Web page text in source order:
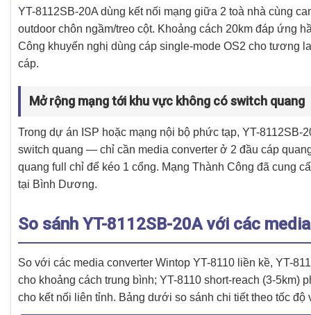
YT-8112SB-20A dùng kết nối mạng giữa 2 toà nhà cùng
outdoor chôn ngầm/treo cột. Khoảng cách 20km đáp ứng
Công khuyến nghị dùng cáp single-mode OS2 cho tương
cáp.
Mở rộng mạng tới khu vực không có switch quang
Trong dự án ISP hoặc mạng nội bộ phức tạp, YT-8112SB-
switch quang — chỉ cần media converter ở 2 đầu cáp
quang full chỉ để kéo 1 cổng. Mạng Thành Công đã cung
tại Bình Dương.
So sánh YT-8112SB-20A với các
So với các media converter Wintop YT-8110 liền kề, YT-
cho khoảng cách trung bình; YT-8110 short-reach (3-5km)
cho kết nối liên tỉnh. Bảng dưới so sánh chi tiết theo tốc độ